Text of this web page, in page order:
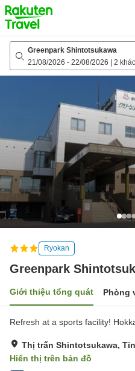
to
top
page
Greenpark Shintotsukawa
21/08/2026 - 22/08/2026 2
Ryokan
Greenpark
Giới thiệu tổng quát Phòng
Refresh at a sports facility!
Thị trấn Shintotsukawa,
Hiển thị trên bản đồ